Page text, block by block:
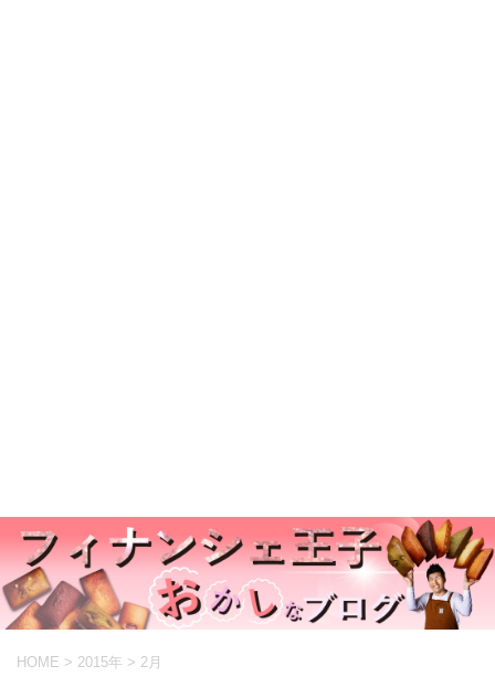
HOME > 2015年 > 2月